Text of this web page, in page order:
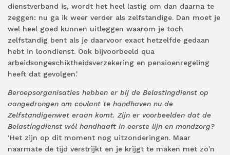
dienstverband is, wordt het heel lastig om dan daarna te
zeggen: nu ga ik weer verder als zelfstandige. Dan moet je
wel heel goed kunnen uitleggen waarom je toch
zelfstandig bent als je daarvoor exact hetzelfde gedaan
hebt in loondienst. Ook bijvoorbeeld qua
arbeidsongeschiktheidsverzekering en pensioenregeling
heeft dat gevolgen.'
Beroepsorganisaties hebben er bij de Belastingdienst op
aangedrongen om coulant te handhaven nu de
Zelfstandigenwet eraan komt. Zijn er voorbeelden dat de
Belastingdienst wél handhaaft in eerste lijn en mondzorg?
‘Het zijn op dit moment nog uitzonderingen. Maar
naarmate de tijd verstrijkt en je krijgt te maken met zo'n